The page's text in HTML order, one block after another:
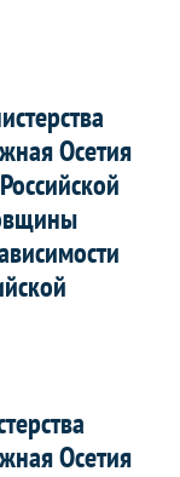
Осетия
Осетия